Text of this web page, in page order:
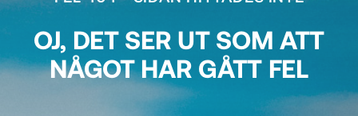
OJ, DET SER UT SOM ATT
NÅGOT HAR GÅTT FEL